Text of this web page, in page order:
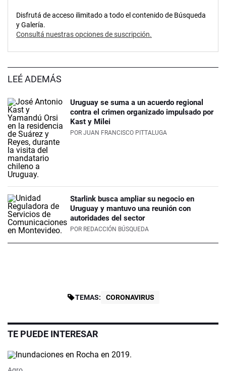
Disfrutá de acceso ilimitado a todo el contenido de Búsqueda
y Galería.
Consultá nuestras opciones de suscripción.
LEÉ ADEMÁS
Uruguay se suma a un acuerdo regional
contra el crimen organizado impulsado por
Kast y Milei
POR JUAN FRANCISCO PITTALUGA
Starlink busca ampliar su negocio en
Uruguay y mantuvo una reunión con
autoridades del sector
POR REDACCIÓN BÚSQUEDA
TEMAS: CORONAVIRUS
TE PUEDE INTERESAR